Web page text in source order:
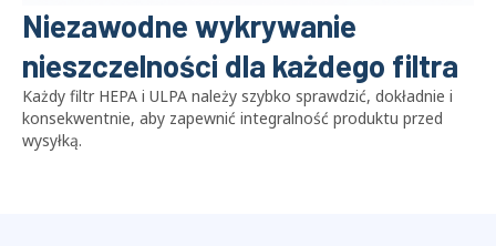
Niezawodne wykrywanie
nieszczelności dla każdego filtra
Każdy filtr HEPA i ULPA należy szybko sprawdzić, dokładnie i
konsekwentnie, aby zapewnić integralność produktu przed
wysyłką.